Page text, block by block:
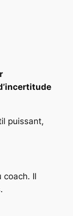
puissant,
coach. Il